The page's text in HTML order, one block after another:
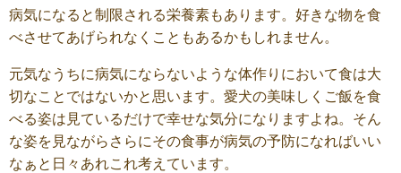
病気になると制限される栄養素もあります。好きな物を食
べさせてあげられなくこともあるかもしれません。
元気なうちに病気にならないような体作りにおいて食は大
切なことではないかと思います。愛犬の美味しくご飯を食
べる姿は見ているだけで幸せな気分になりますよね。そん
な姿を見ながらさらにその食事が病気の予防になればいい
なぁと日々あれこれ考えています。